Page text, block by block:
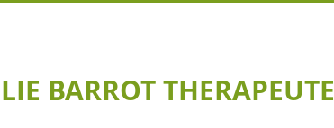
BARROT THERAPEUTE